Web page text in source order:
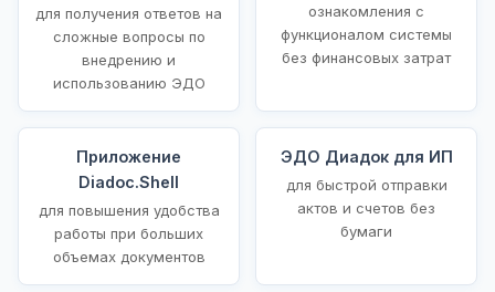
для получения ответов на
сложные вопросы по
внедрению и
использованию ЭДО
ознакомления с
функционалом системы
без финансовых затрат
Приложение
Diadoc.Shell
для повышения удобства
работы при больших
объемах документов
ЭДО Диадок для ИП
для быстрой отправки
актов и счетов без
бумаги